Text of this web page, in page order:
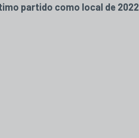
partido como local de 2022